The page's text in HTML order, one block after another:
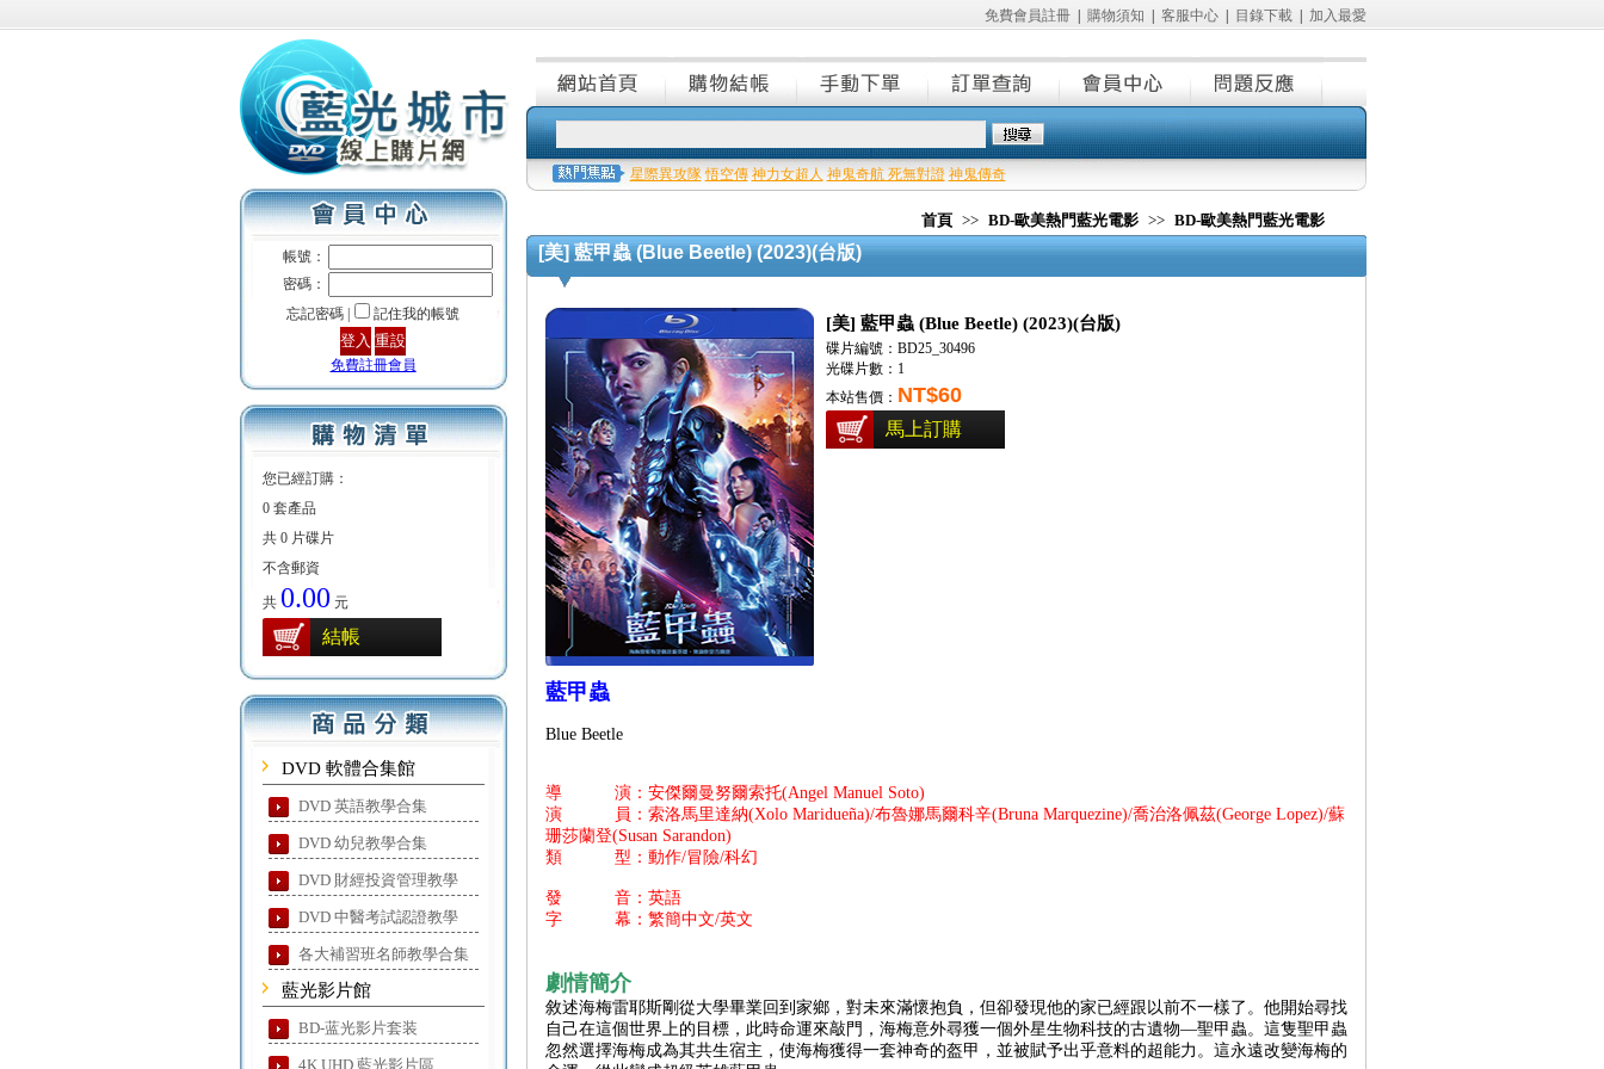
免費會員註冊| 購物須知 客服中心| 目錄下載| 加入最愛
帳號：
密碼：
忘記密碼 |
記住我的帳號
免費註冊會員
您已經訂購：
0 套產品
共 0 片碟片
不含郵資
共 0.00 元
結帳
DVD 軟體合集館
DVD 英語教學合集
DVD 幼兒教學合集
DVD 財經投資管理教學
DVD 中醫考試認證教學
各大補習班名師教學合集
藍光影片館
BD-蓝光影片套装
4K UHD 藍光影片區
星際異攻隊 悟空傳 神力女超人 神鬼奇航 死無對證 神鬼傳奇
首頁 >> BD-歐美熱門藍光電影 >> BD-歐美熱門藍光電影
[美] 藍甲蟲 (Blue Beetle) (2023)(台版)
[美] 藍甲蟲 (Blue Beetle) (2023)(台版)
碟片編號：BD25_30496
光碟片數：1
本站售價： NT$60
馬上訂購
藍甲蟲
Blue Beetle
導 演：安傑爾曼努爾索托(Angel Manuel Soto)
演 員：索洛馬里達納(Xolo Maridueña)/布魯娜馬爾科辛(Bruna Marquezine)/喬治洛佩茲(George Lopez)/蘇
珊莎蘭登(Susan Sarandon)
類 型：動作/冒險/科幻
發 音：英語
字 幕：繁簡中文/英文
劇情簡介
敘述海梅雷耶斯剛從大學畢業回到家鄉，對未來滿懷抱負，但卻發現他的家已經跟以前不一樣了。他開始尋找
自己在這個世界上的目標，此時命運來敲門，海梅意外尋獲一個外星生物科技的古遺物—聖甲蟲。這隻聖甲蟲
忽然選擇海梅成為其共生宿主，使海梅獲得一套神奇的盔甲，並被賦予出乎意料的超能力。這永遠改變海梅的